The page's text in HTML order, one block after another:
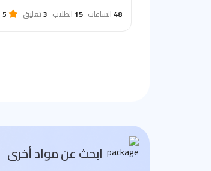
48 الساعات 15الطلاب 3تعليق 5
ابحث عن مواد أخرى